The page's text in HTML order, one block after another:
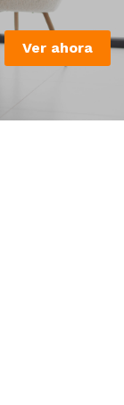
Ver ahora